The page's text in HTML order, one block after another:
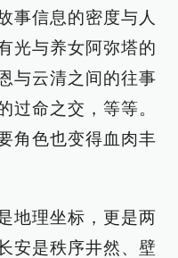
事信息的密度与人
光与养女阿弥塔的
与云清之间的往事
过命之交，等等。
角色也变得血肉丰
地理坐标，更是两
安是秩序井然、壁